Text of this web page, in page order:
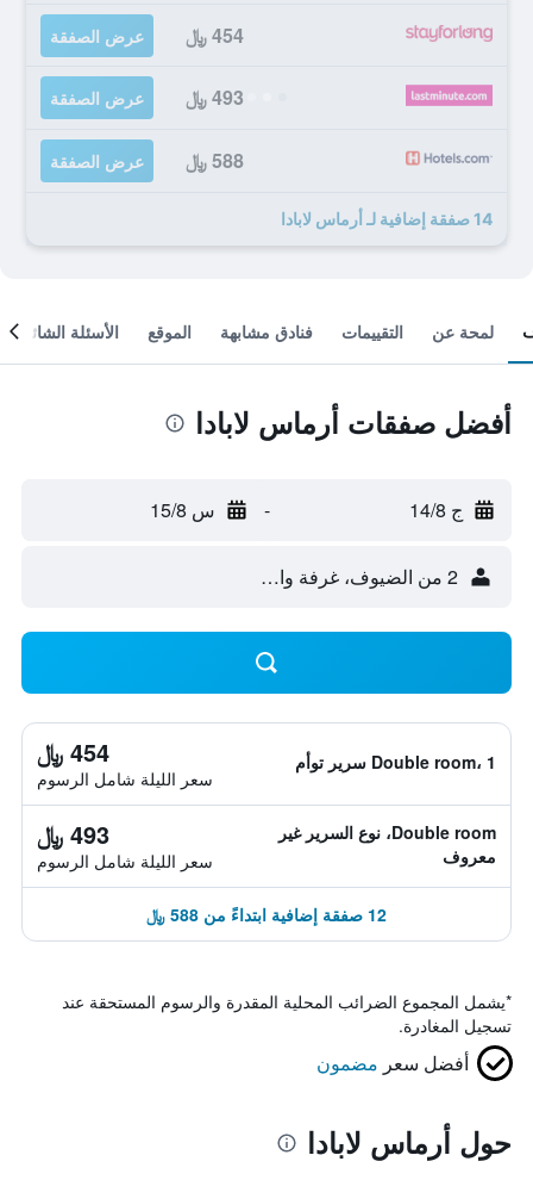
454 ﷼ عرض الصفقة
493 ﷼ عرض الصفقة
588 ﷼ عرض الصفقة
14 صفقة إضافية لـ أرماس لابادا
لمحة عن التقييمات فنادق مشابهة الموقع الأسئلة الشائعة
أفضل صفقات أرماس لابادا
ج 14/8 - س 15/8
2 من الضيوف، غرفة واحدة
Double room، 1 سرير توأم 454 ﷼
سعر الليلة شامل الرسوم
Double room، نوع السرير غير
معروف
493 ﷼
سعر الليلة شامل الرسوم
12 صفقة إضافية ابتداءً من 588 ﷼
*يشمل المجموع الضرائب المحلية المقدرة والرسوم المستحقة عند
تسجيل المغادرة.
أفضل سعر مضمون
حول أرماس لابادا